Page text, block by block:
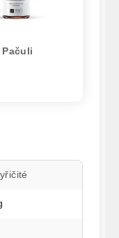
Pačuli